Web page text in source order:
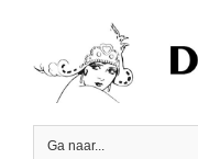
inhoud
Ga naar...